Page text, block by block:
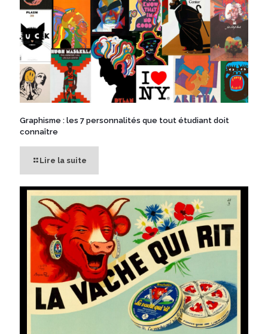
Graphisme : les 7 personnalités que tout étudiant doit
connaître
Lire la suite